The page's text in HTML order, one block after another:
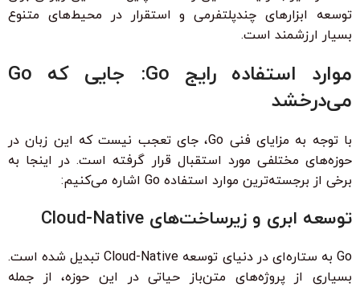
توسعه ابزارهای چندپلتفرمی و استقرار در محیط‌های متنوع
بسیار ارزشمند است.
موارد استفاده رایج Go: جایی که Go
می‌درخشد
با توجه به مزایای فنی Go، جای تعجب نیست که این زبان در
حوزه‌های مختلفی مورد استقبال قرار گرفته است. در اینجا به
برخی از برجسته‌ترین موارد استفاده Go اشاره می‌کنیم:
توسعه ابری و زیرساخت‌های Cloud-Native
Go به ستاره‌ای در دنیای توسعه Cloud-Native تبدیل شده است.
بسیاری از پروژه‌های متن‌باز حیاتی در این حوزه، از جمله